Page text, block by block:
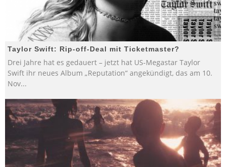
Taylor Swift: Rip-off-Deal mit Ticketmaster?
Drei Jahre hat es gedauert – jetzt hat US-Megastar Taylor
Swift ihr neues Album „Reputation“ angekündigt, das am 10.
Nov...